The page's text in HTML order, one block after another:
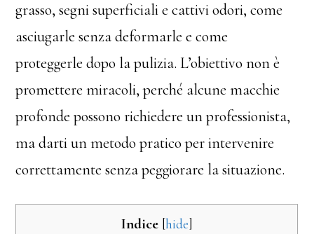
grasso, segni superficiali e cattivi odori, come
asciugarle senza deformarle e come
proteggerle dopo la pulizia. L’obiettivo non è
promettere miracoli, perché alcune macchie
profonde possono richiedere un professionista,
ma darti un metodo pratico per intervenire
correttamente senza peggiorare la situazione.
Indice hide